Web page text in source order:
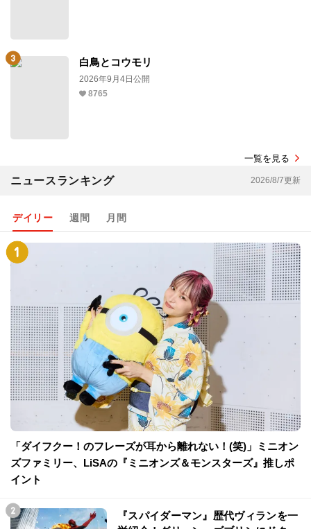
白鳥とコウモリ
2026年9月4日公開
8765
一覧を見る
ニュースランキング 2026/8/7更新
デイリー 週間 月間
「ダイフクー！のフレーズが耳から離れない！(笑)」ミニオン
ズファミリー、LiSAの『ミニオンズ＆モンスターズ』推しポ
イント
『スパイダーマン』歴代ヴィランを一